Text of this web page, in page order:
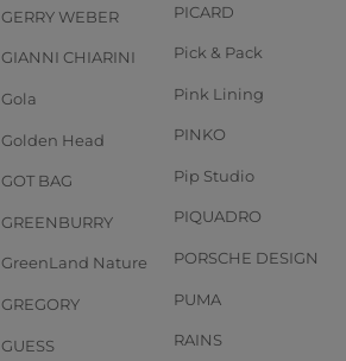
GERRY WEBER
GIANNI CHIARINI
Gola
Golden Head
GOT BAG
GREENBURRY
GreenLand Nature
GREGORY
GUESS
PICARD
Pick & Pack
Pink Lining
PINKO
Pip Studio
PIQUADRO
PORSCHE DESIGN
PUMA
RAINS